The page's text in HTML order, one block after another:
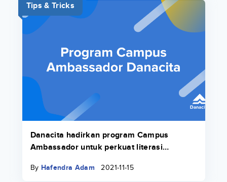
Tips & Tricks
Danacita hadirkan program Campus
Ambassador untuk perkuat literasi
By Hafendra Adam 2021-11-15